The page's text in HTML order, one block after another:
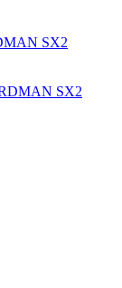
SX2